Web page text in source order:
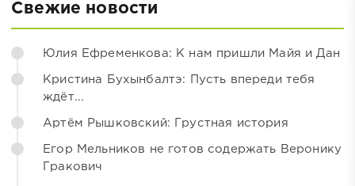
Свежие новости
Юлия Ефременкова: К нам пришли Майя и Дан
Кристина Бухынбалтэ: Пусть впереди тебя
ждёт...
Артём Рышковский: Грустная история
Егор Мельников не готов содержать Веронику
Гракович